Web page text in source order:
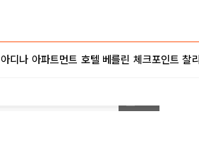
아디나 아파트먼트 호텔 베를린 체크포인트 찰리